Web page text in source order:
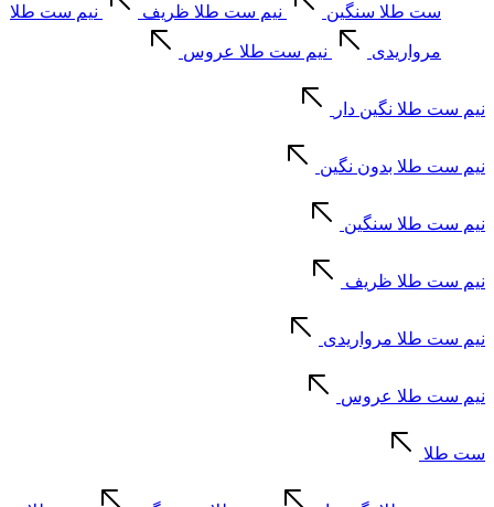
ست طلا سنگین نیم ست طلا ظریف نیم ست طلا
مرواریدی نیم ست طلا عروس
نیم ست طلا نگین دار
نیم ست طلا بدون نگین
نیم ست طلا سنگین
نیم ست طلا ظریف
نیم ست طلا مرواریدی
نیم ست طلا عروس
ست طلا